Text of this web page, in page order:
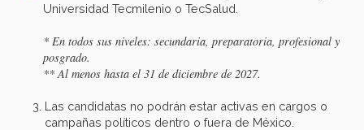
Universidad Tecmilenio o TecSalud.
* En todos sus niveles: secundaria, preparatoria, profesional y
posgrado.
** Al menos hasta el 31 de diciembre de 2027.
Las candidatas no podrán estar activas en cargos o
campañas políticos dentro o fuera de México.